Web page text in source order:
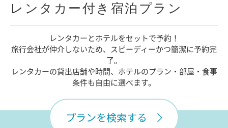
レンタカー付き宿泊プラン
レンタカーとホテルをセットで予約！
旅行会社が仲介しないため、
スピーディーかつ簡潔に予約完
了。
レンタカーの貸出店舗や時間、 ホテルのプラン・部屋・食事
条件も自由に選べます。
プランを検索する